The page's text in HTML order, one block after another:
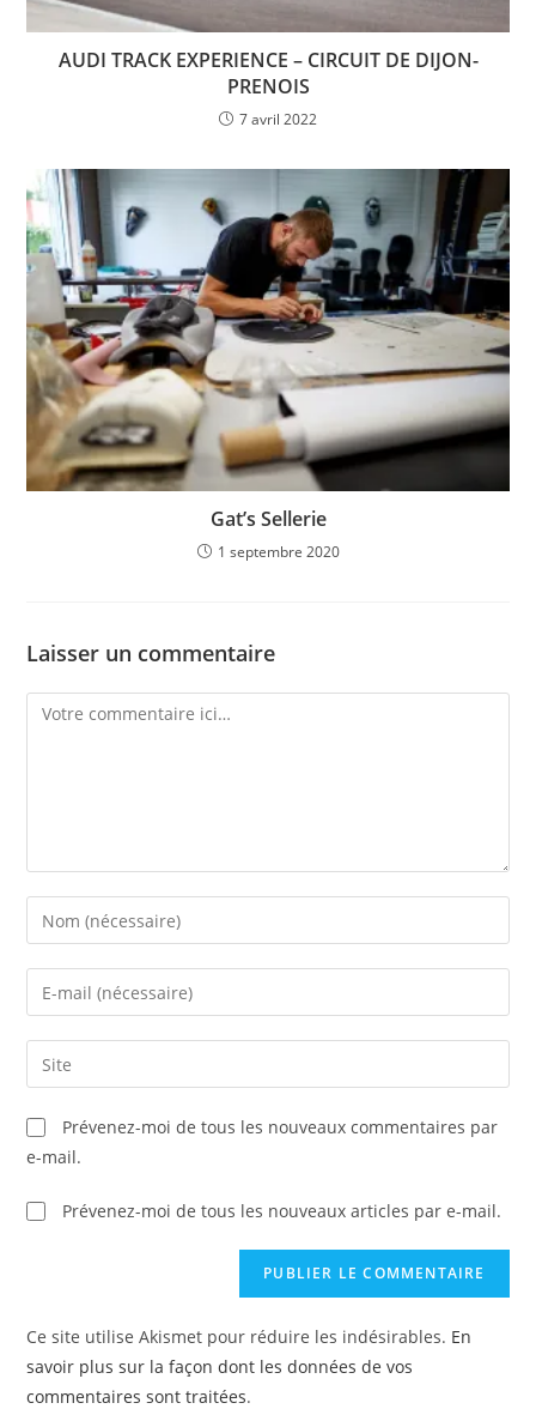
AUDI TRACK EXPERIENCE – CIRCUIT DE DIJON-
PRENOIS
7 avril 2022
Gat’s Sellerie
1 septembre 2020
Laisser un commentaire
Prévenez-moi de tous les nouveaux commentaires par
e-mail.
Prévenez-moi de tous les nouveaux articles par e-mail.
Ce site utilise Akismet pour réduire les indésirables. En
savoir plus sur la façon dont les données de vos
commentaires sont traitées.